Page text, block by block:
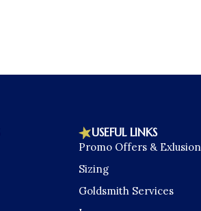
USEFUL LINKS
Promo Offers &
Sizing
Goldsmith Services